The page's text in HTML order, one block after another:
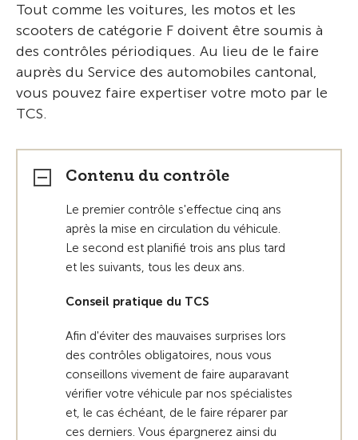
Tout comme les voitures, les motos et les
scooters de catégorie F doivent être soumis à
des contrôles périodiques. Au lieu de le faire
auprès du Service des automobiles cantonal,
vous pouvez faire expertiser votre moto par le
TCS.
Contenu du contrôle
Le premier contrôle s'effectue cinq ans
après la mise en circulation du véhicule.
Le second est planifié trois ans plus tard
et les suivants, tous les deux ans.
Conseil pratique du TCS
Afin d'éviter des mauvaises surprises lors
des contrôles obligatoires, nous vous
conseillons vivement de faire auparavant
vérifier votre véhicule par nos spécialistes
et, le cas échéant, de le faire réparer par
ces derniers. Vous épargnerez ainsi du